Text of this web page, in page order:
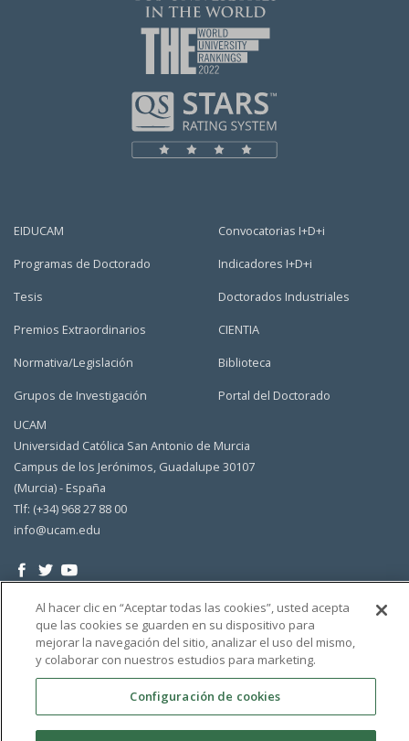
EIDUCAM
Programas de Doctorado
Tesis
Premios Extraordinarios
Normativa/Legislación
Grupos de Investigación
Convocatorias I+D+i
Indicadores I+D+i
Doctorados Industriales
CIENTIA
Biblioteca
Portal del Doctorado
UCAM
Universidad Católica San Antonio de Murcia
Campus de los Jerónimos, Guadalupe 30107
(Murcia) - España
Tlf: (+34) 968 27 88 00
info@ucam.edu
Al hacer clic en “Aceptar todas las cookies”, usted acepta
que las cookies se guarden en su dispositivo para
mejorar la navegación del sitio, analizar el uso del mismo,
y colaborar con nuestros estudios para marketing.
Configuración de cookies